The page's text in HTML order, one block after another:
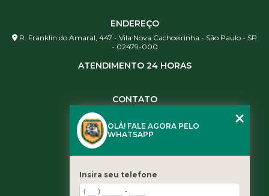
ENDEREÇO
R. Franklin do Amaral, 447 - Vila Nova Cachoeirinha - São Paulo - SP
- 02479-000
ATENDIMENTO 24 HORAS
CONTATO
(11) 3461-5871
contato@leaoservicos.com.br
OLÁ! FALE AGORA PELO
WHATSAPP
Insira seu telefone